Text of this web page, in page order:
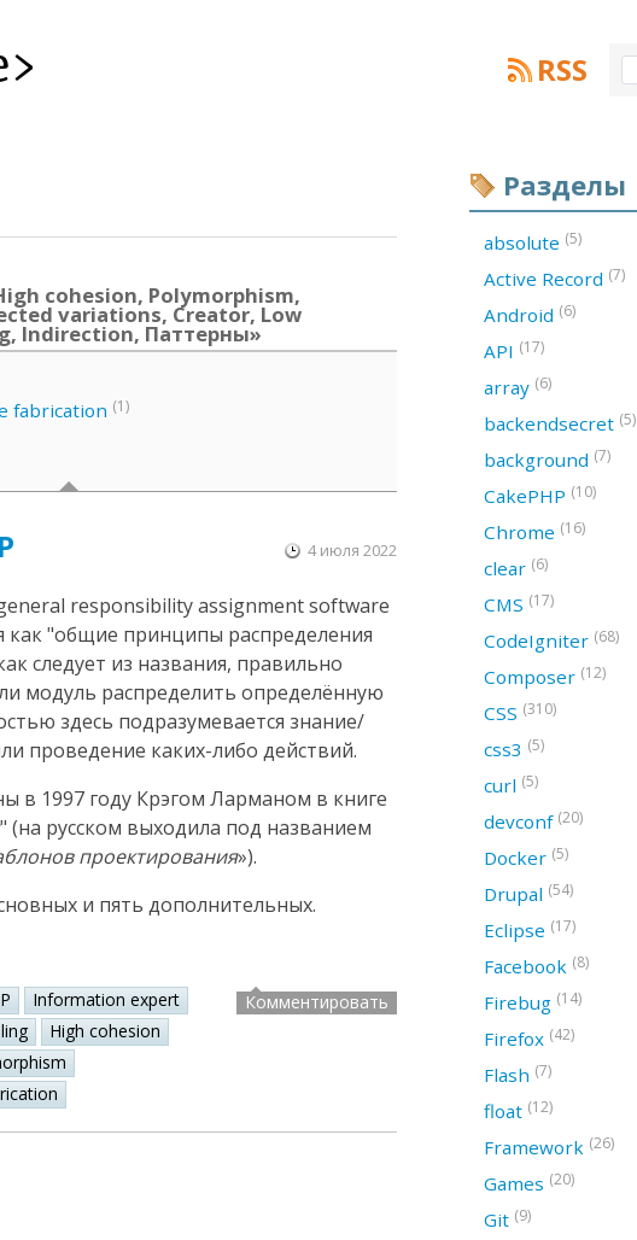
RSS
cohesion, Polymorphism,
variations, Creator, Low
Indirection, Паттерны»
fabrication (1)
4 июля 2022
responsibility assignment software
как "общие принципы распределения
следует из названия, правильно
модуль распределить определённую
здесь подразумевается знание/
проведение каких-либо действий.
в 1997 году Крэгом Ларманом в книге
" (на русском выходила под названием
проектирования»).
и пять дополнительных.
Information expert
High cohesion
Комментировать
Разделы
absolute (5)
Active Record (7)
Android (6)
API (17)
array (6)
backendsecret (5)
background (7)
CakePHP (10)
Chrome (16)
clear (6)
CMS (17)
CodeIgniter (68)
Composer (12)
CSS (310)
css3 (5)
curl (5)
devconf (20)
Docker (5)
Drupal (54)
Eclipse (17)
Facebook (8)
Firebug (14)
Firefox (42)
Flash (7)
float (12)
Framework (26)
Games (20)
Git (9)